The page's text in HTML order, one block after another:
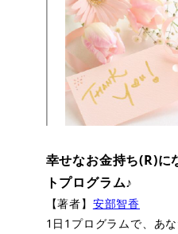
幸せなお金持ち(R)に
トプログラム♪
【著者】 安部智香
1日1プログラムで、あ